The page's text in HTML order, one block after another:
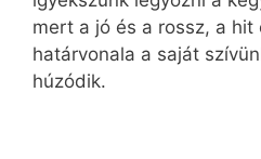
mert a jó és a rossz, a hit
határvonala a saját
húzódik.